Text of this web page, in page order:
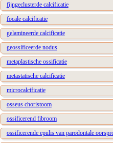
fijngeclusterde calcificatie
focale calcificatie
gelamineerde calcificatie
geossificeerde nodus
metaplastische ossificatie
metastatische calcificatie
microcalcificatie
osseus choristoom
ossificerend fibroom
ossificerende epulis van parodontale